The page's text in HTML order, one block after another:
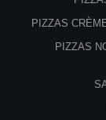
PIZZAS
PIZZAS